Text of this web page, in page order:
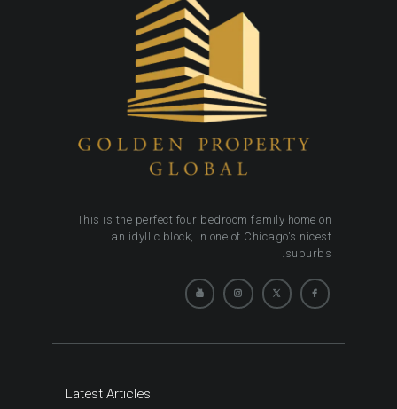
This is the perfect four bedroom family home on
an idyllic block, in one of Chicago's nicest
suburbs.
Latest Articles